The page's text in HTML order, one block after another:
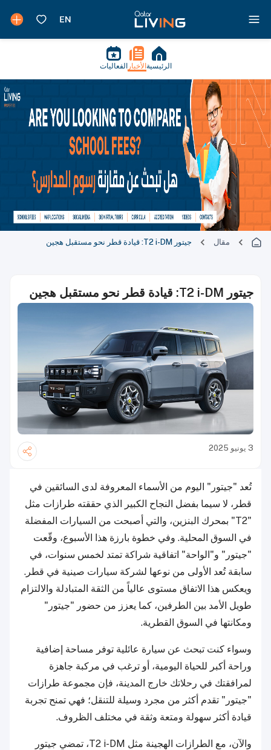
الرئيسية الأخبار الفعاليات
مقال جيتور T2 i-DM: قيادة قطر نحو مستقبل هجين
جيتور T2 i-DM: قيادة قطر نحو مستقبل هجين
3 يونيو 2025
تُعد "جيتور" اليوم من الأسماء المعروفة لدى السائقين في
قطر، لا سيما بفضل النجاح الكبير الذي حققته طرازات مثل
"T2" بمحرك البنزين، والتي أصبحت من السيارات المفضلة
في السوق المحلية. وفي خطوة بارزة هذا الأسبوع، وقّعت
"جيتور" و"الواحة" اتفاقية شراكة تمتد لخمس سنوات، في
سابقة تُعد الأولى من نوعها لشركة سيارات صينية في قطر.
ويعكس هذا الاتفاق مستوى عالياً من الثقة المتبادلة والالتزام
طويل الأمد بين الطرفين، كما يعزز من حضور "جيتور"
ومكانتها في السوق القطرية.
وسواء كنت تبحث عن سيارة عائلية توفر مساحة إضافية
وراحة أكبر للحياة اليومية، أو ترغب في مركبة جاهزة
لمرافقتك في رحلاتك خارج المدينة، فإن مجموعة طرازات
"جيتور" تقدم أكثر من مجرد وسيلة للتنقل؛ فهي تمنح تجربة
قيادة أكثر سهولة ومتعة وثقة في مختلف الظروف.
والآن، مع الطرازات الهجينة مثل T2 i-DM، تمضي جيتور